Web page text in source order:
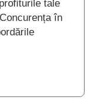
tale
în